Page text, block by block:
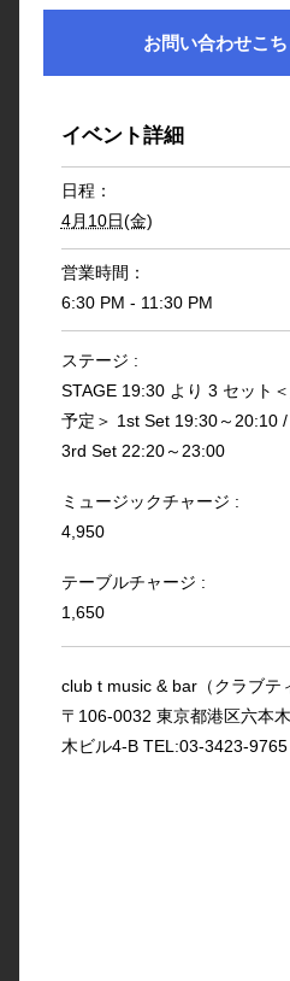
お問い合わせこち
イベント詳細
日程：
4月10日(金)
営業時間：
6:30 PM - 11:30 PM
ステージ :
STAGE 19:30 より 3 セット
予定＞ 1st Set 19:30～20:10
3rd Set 22:20～23:00
ミュージックチャージ :
4,950
テーブルチャージ :
1,650
club t music & bar（クラブテ
〒106-0032 東京都港区六本
木ビル4-B TEL:03-3423-9765